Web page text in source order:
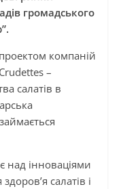
громадського
компаній
–
салатів в
над інноваціями
салатів і